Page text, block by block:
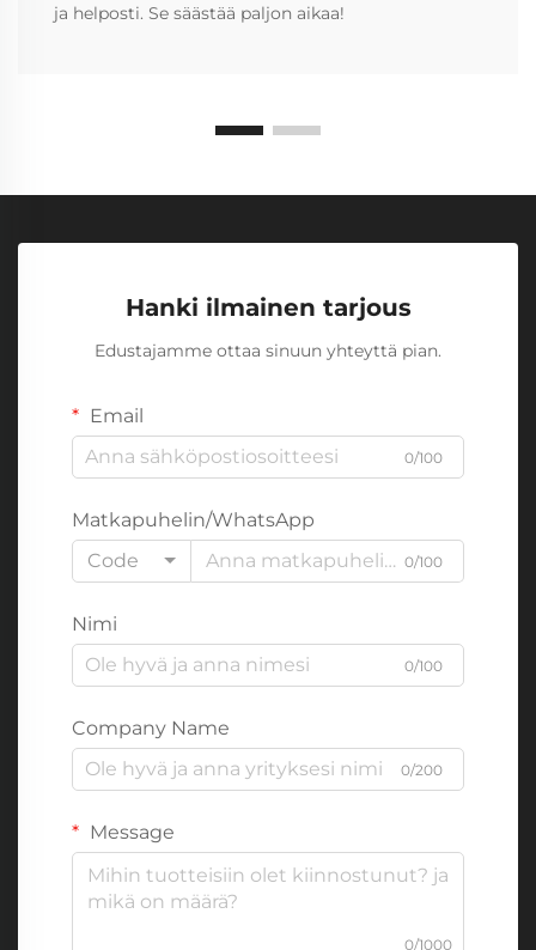
ja helposti. Se säästää paljon aikaa!
Hanki ilmainen tarjous
Edustajamme ottaa sinuun yhteyttä pian.
Email
0/100
Matkapuhelin/WhatsApp
Code
0/100
Nimi
0/100
Company Name
0/200
Message
0/1000